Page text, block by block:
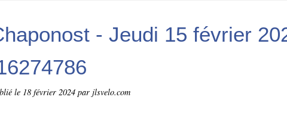
- Jeudi 15 février
le 18 février 2024 par jlsvelo.com